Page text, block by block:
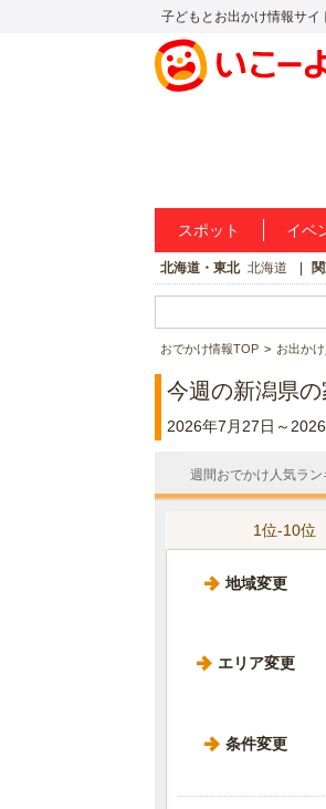
子どもとお出かけ情報サイ
スポット イベ
北海道・東北 北海道
おでかけ情報TOP お出か
今週の新潟県
2026年7月27日～
週間おでかけ人気ラン
1位-10位
地域変更
エリア変更
条件変更